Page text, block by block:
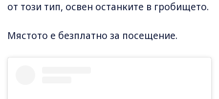
от този тип, освен останките в гробището.
Мястото е безплатно за посещение.